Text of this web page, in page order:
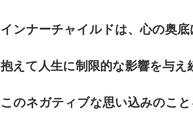
インナーチャイルドは、心の奥
抱えて人生に制限的な影響を与え
このネガティブな思い込みのこ